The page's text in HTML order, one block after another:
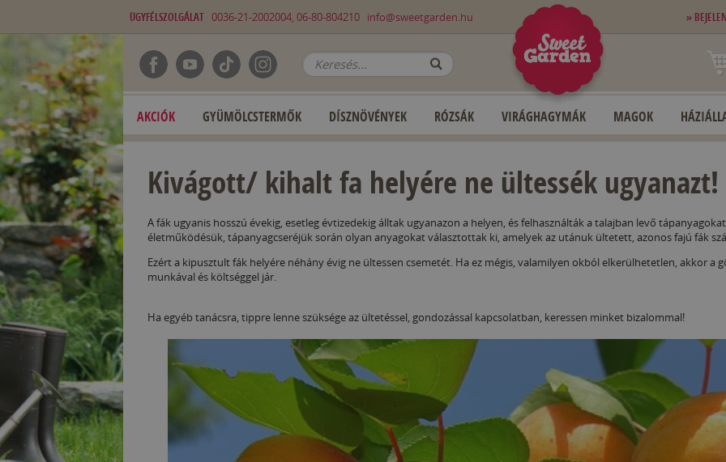
ÜGYFÉLSZOLGÁLAT 0036-21-2002004, 06-80-804210 info@sweetgarden.hu »
AKCIÓK GYÜMÖLCSTERMŐK DÍSZNÖVÉNYEK RÓZSÁK VIRÁGHAGYMÁK MAGOK
Kivágott/ kihalt fa helyére ne ültessék ugyanazt!
A fák ugyanis hosszú évekig, esetleg évtizedekig álltak ugyanazon a helyen, és felhasználták a talajban levő
életműködésük, tápanyagcseréjük során olyan anyagokat választottak ki, amelyek az utánuk ültetett, azonos fajú fák
Ezért a kipusztult fák helyére néhány évig ne ültessen csemetét. Ha ez mégis, valamilyen okból elkerülhetetlen, akkor a
munkával és költséggel jár.
Ha egyéb tanácsra, tippre lenne szüksége az ültetéssel, gondozással kapcsolatban, keressen minket bizalommal!